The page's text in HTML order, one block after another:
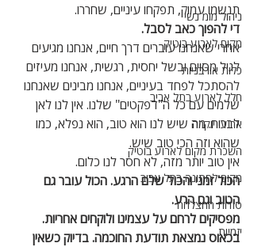
ניהול מומ נשי
מקום לארוע בוטיק
כלות אורבניות
חלל לארוע בתל אביב
ארועי יוקרה
השכרת מקום לארוע בוטיק
מקום לחתונה בתל אביב
סודות ההצלחה
יזמיות
תנשמו עמוק, תפקחו עיניים, שחררו.
די להפוך כאב לסבל.
אחרי שאנחנו עוברים דרך חיים, אנחנו מגיעים
לגיל מסוים ובשל יחסית, רגשית, אנחנו מעיזים
להסתכל לפחד בעיניים, אנחנו מבינים שאנחנו
שלמים עם כל ה"דפקטים" שלנו. אין לנו לאן
לברוח. מה שיש לנו הוא טוב, הוא נפלא, כמו
שהוא וזה הכי טוב שיש.
אין טוב יותר מזה, לא חסר לנו כלום.
הכול זמני והכול שלם הרגע. הכול עובר גם
הטוב וגם הרע.
מפסיקים לרחם על עצמינו ולוקחים אחריות.
בכאוס נמצאת תודעת החוכמה. בדיוק כשאין